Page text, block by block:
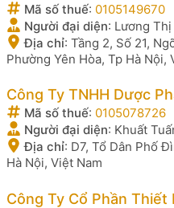
Mã số thuế: 0105149670
Người đại diện: Lương
Địa chỉ: Tầng 2, Số 21,
Phường Yên Hòa, Tp Hà Nội,
Công Ty TNHH Dược
Mã số thuế: 0105078726
Người đại diện: Khuất
Địa chỉ: D7, Tổ Dân Phố
Hà Nội, Việt Nam
Công Ty Cổ Phần Thiết